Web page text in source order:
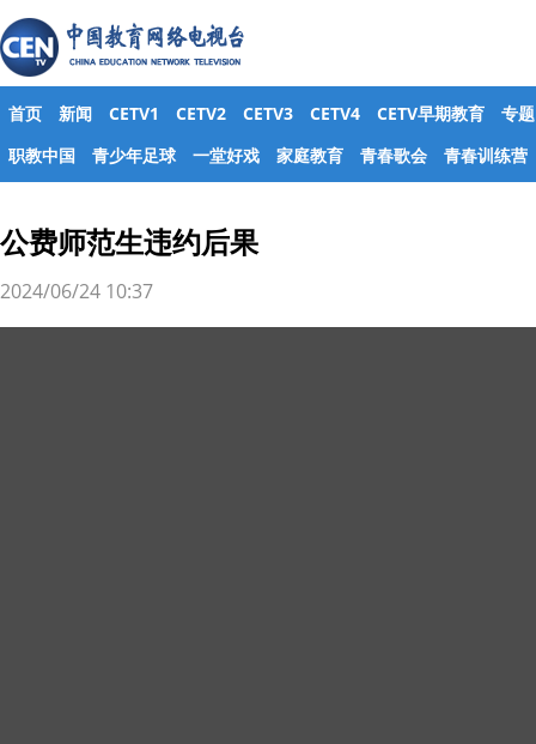
首页 新闻 CETV1 CETV2 CETV3 CETV4 CETV早期教育
专题
职教中国
青少年足球 一堂好戏 家庭教育 青春歌会 青春训练营
公费师范生违约后果
2024/06/24 10:37